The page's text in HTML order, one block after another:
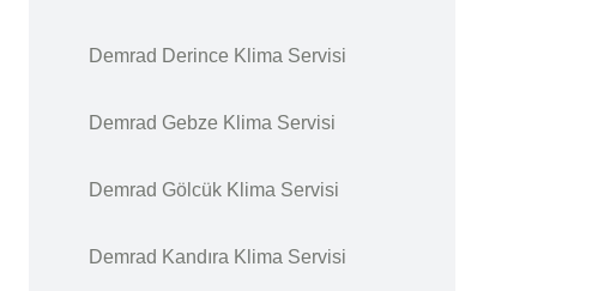
Demrad Derince Klima Servisi
Demrad Gebze Klima Servisi
Demrad Gölcük Klima Servisi
Demrad Kandıra Klima Servisi